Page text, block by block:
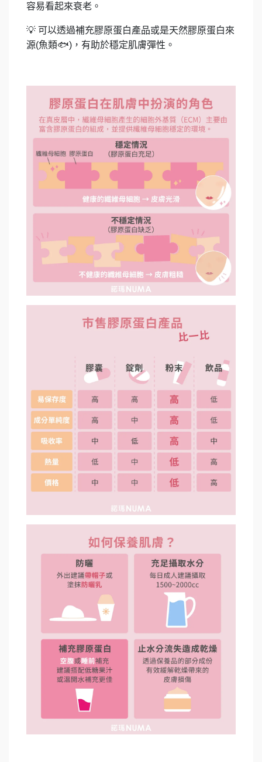
容易看起來衰老。
💡 可以透過補充膠原蛋白產品或是天然膠原蛋白來
源(魚類🐟) ，有助於穩定肌膚彈性。